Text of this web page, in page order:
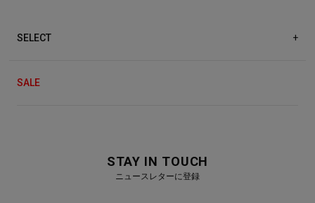
SELECT +
SALE
STAY IN TOUCH
ニュースレターに登録